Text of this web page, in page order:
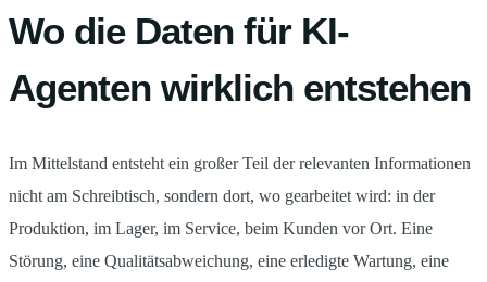
Wo die Daten für KI-
Agenten wirklich entstehen
Im Mittelstand entsteht ein großer Teil der relevanten Informationen
nicht am Schreibtisch, sondern dort, wo gearbeitet wird: in der
Produktion, im Lager, im Service, beim Kunden vor Ort. Eine
Störung, eine Qualitätsabweichung, eine erledigte Wartung, eine